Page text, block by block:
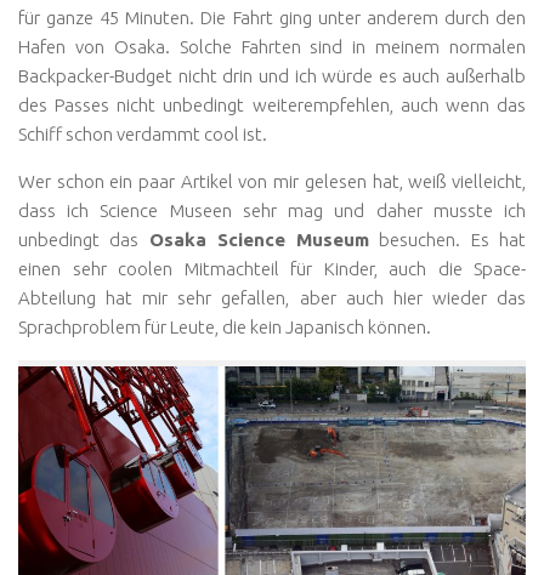
für ganze 45 Minuten. Die Fahrt ging unter anderem durch den
Hafen von Osaka. Solche Fahrten sind in meinem normalen
Backpacker-Budget nicht drin und ich würde es auch außerhalb
des Passes nicht unbedingt weiterempfehlen, auch wenn das
Schiff schon verdammt cool ist.
Wer schon ein paar Artikel von mir gelesen hat, weiß vielleicht,
dass ich Science Museen sehr mag und daher musste ich
unbedingt das Osaka Science Museum besuchen. Es hat
einen sehr coolen Mitmachteil für Kinder, auch die Space-
Abteilung hat mir sehr gefallen, aber auch hier wieder das
Sprachproblem für Leute, die kein Japanisch können.